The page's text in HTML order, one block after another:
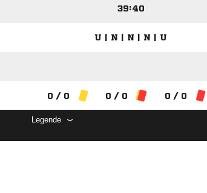
39:40
U | N | N | N | U
0 / 0 0 / 0 0 / 0
Legende